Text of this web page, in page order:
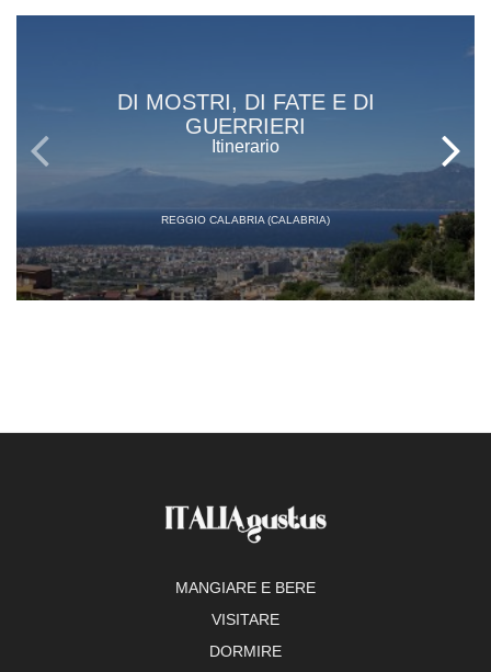
DI MOSTRI, DI FATE E DI
GUERRIERI
Itinerario
REGGIO CALABRIA (CALABRIA)
MANGIARE E BERE
VISITARE
DORMIRE